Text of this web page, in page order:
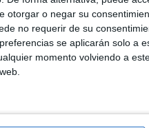
otorgar o negar su
no requerir de su
se aplicarán solo a
momento volviendo a
para trabajar las